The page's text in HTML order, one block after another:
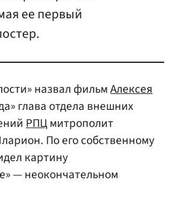
ее первый
назвал фильмАлексея
глава отдела внешних
РПЦмитрополит
По его собственному
картину
— неокончательном